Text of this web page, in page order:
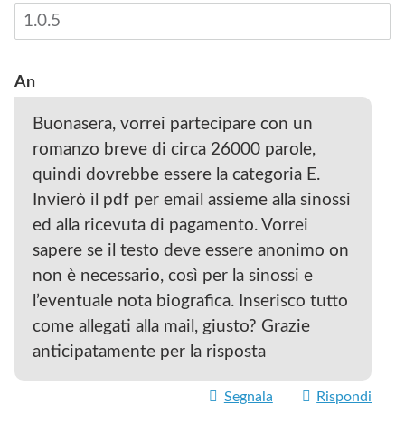
An
Buonasera, vorrei partecipare con un
romanzo breve di circa 26000 parole,
quindi dovrebbe essere la categoria E.
Invierò il pdf per email assieme alla sinossi
ed alla ricevuta di pagamento. Vorrei
sapere se il testo deve essere anonimo on
non è necessario, così per la sinossi e
l’eventuale nota biografica. Inserisco tutto
come allegati alla mail, giusto? Grazie
anticipatamente per la risposta
Segnala Rispondi